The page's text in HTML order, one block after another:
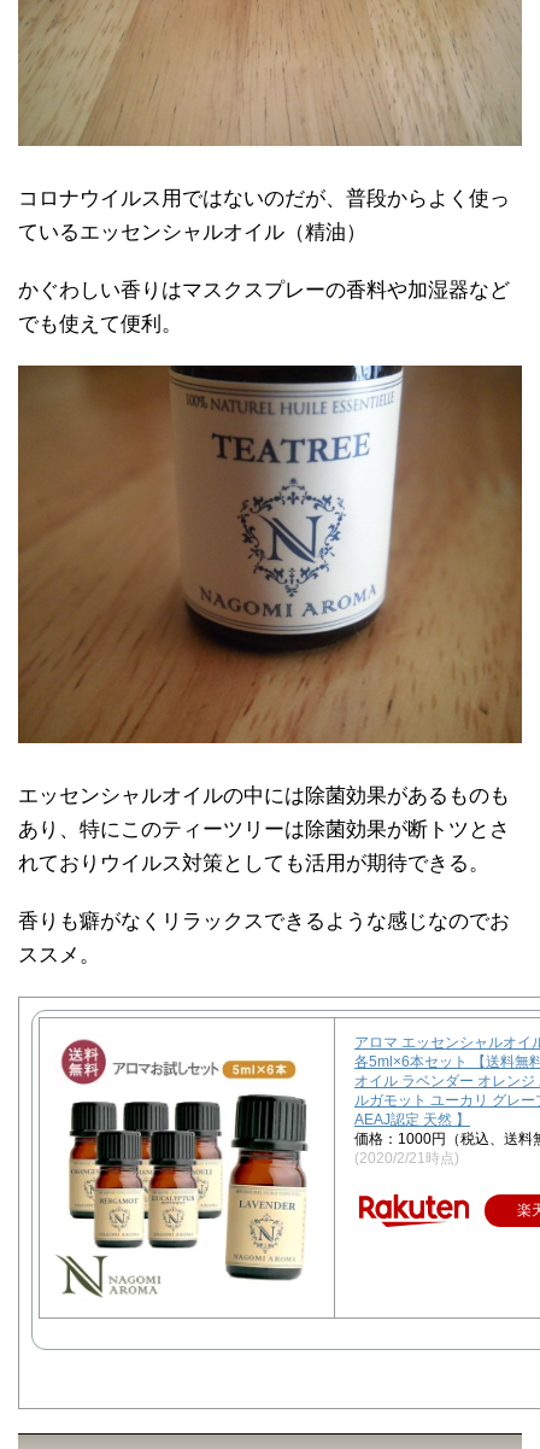
コロナウイルス用ではないのだが、普段からよく使っ
ているエッセンシャルオイル（精油）
かぐわしい香りはマスクスプレーの香料や加湿器など
でも使えて便利。
エッセンシャルオイルの中には除菌効果があるものも
あり、特にこのティーツリーは除菌効果が断トツとさ
れておりウイルス対策としても活用が期待できる。
香りも癖がなくリラックスできるような感じなのでお
ススメ。
アロマ エッセンシャルオイ
各5ml×6本セット 【送料無
オイル ラベンダー オレンジ
ルガモット ユーカリ グレー
AEAJ認定 天然 】
価格：1000円（税込、送料
(2020/2/21時点)
楽